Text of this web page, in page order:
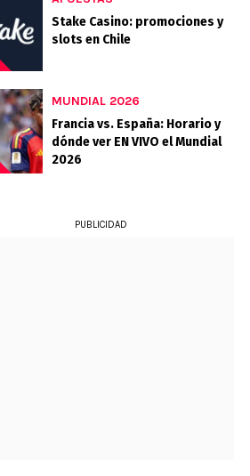
Stake Casino: promociones y
slots en Chile
MUNDIAL 2026
Francia vs. España: Horario y
dónde ver EN VIVO el Mundial
2026
PUBLICIDAD